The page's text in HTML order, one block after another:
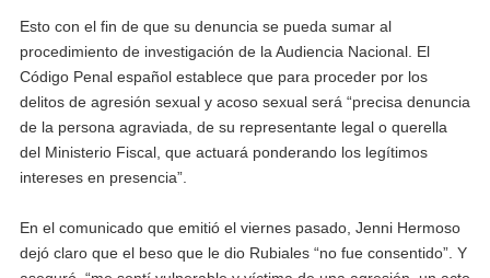
Esto con el fin de que su denuncia se pueda sumar al
procedimiento de investigación de la Audiencia Nacional. El
Código Penal español establece que para proceder por los
delitos de agresión sexual y acoso sexual será “precisa denuncia
de la persona agraviada, de su representante legal o querella
del Ministerio Fiscal, que actuará ponderando los legítimos
intereses en presencia”.
En el comunicado que emitió el viernes pasado, Jenni Hermoso
dejó claro que el beso que le dio Rubiales “no fue consentido”. Y